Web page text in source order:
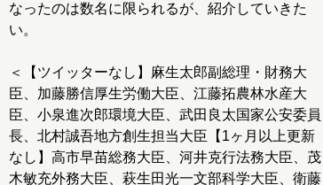
なったのは数名に限られるが、紹介していきた
い。
＜【ツイッターなし】麻生太郎副総理・財務大
臣、加藤勝信厚生労働大臣、江藤拓農林水産大
臣、小泉進次郎環境大臣、武田良太国家公安委員
長、北村誠吾地方創生担当大臣【1ヶ月以上更新
なし】高市早苗総務大臣、河井克行法務大臣、茂
木敏充外務大臣、萩生田光一文部科学大臣、衛藤